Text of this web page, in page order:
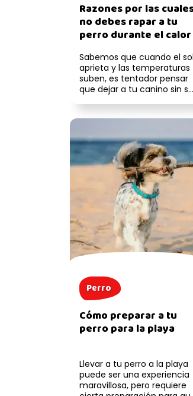
Razones por las
no debes rapar a tu
perro durante el calor
Sabemos que cuando el sol
aprieta y las temperaturas
suben, es tentador pensar
que dejar a tu canino sin su
Perro
Cómo preparar a tu
perro para la playa
Llevar a tu perro a la playa
puede ser una experiencia
maravillosa, pero requiere